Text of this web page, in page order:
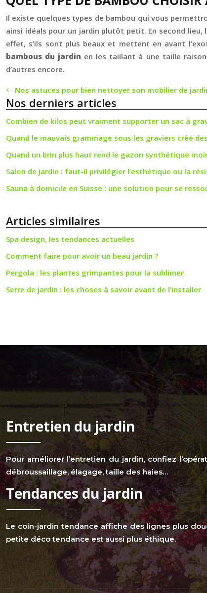
Il existe quelques types de bambou qui vous
ainsi idéals pour un jardin plutôt petit. En second
effet, s’ils sont plus beaux et mettent en avant
bambous du jardin en les taillant à une taille
d’autres encore.
Nos astuces pour bien nettoyer son mobilier de
Nos derniers articles
Combien de kilos peut vraiment supporter un sac à
Quand le mauvais grammage sous les graviers crée
Quand un brin plus haut rend le gazon synthétique
Salon de jardin : faut-il privilégier l’esthétique ou la
Sauna à domicile en Suisse : une solution pour se
Articles similaires
Spa design, les tendances actuelles
Comment faire pour avoir un beau jardin ?
Pergola : les plantes grimpantes pour la sublimer
Serre de jardin : les choses à savoir avant de l’installer
Entretien du jardin
Pour améliorer l’entretien du jardin, confiez
débroussaillage, élagage, taille des haies…
Tendances du jardin
Le coin-jardin tendance affiche des lignes plus
petite déco tendance est aussi plus éthique.